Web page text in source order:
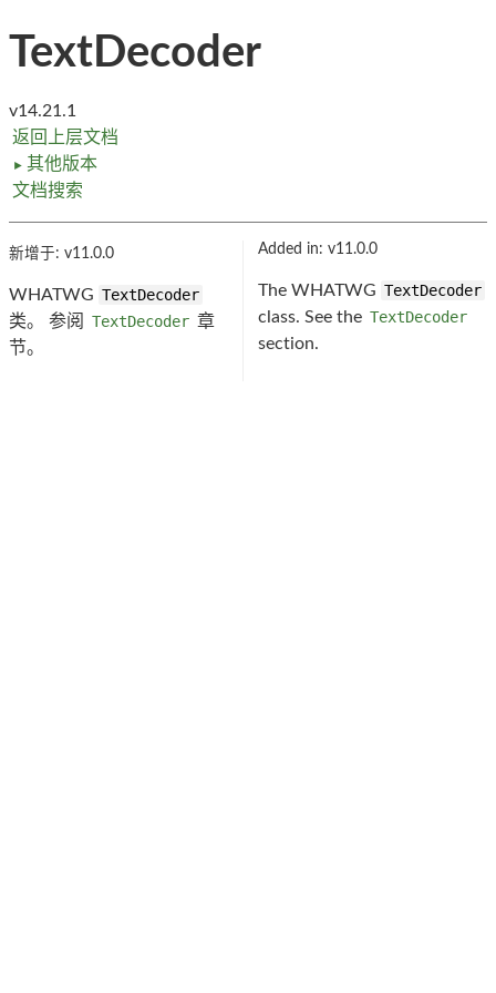
TextDecoder
v14.21.1
返回上层文档
► 其他版本
文档搜索
新增于: v11.0.0
WHATWG TextDecoder
类。 参阅
TextDecoder 章
节。
Added in: v11.0.0
The WHATWG TextDecoder
class. See the TextDecoder
section.